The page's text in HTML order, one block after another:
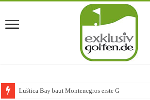
Luštica Bay baut Montenegros erste Golf-